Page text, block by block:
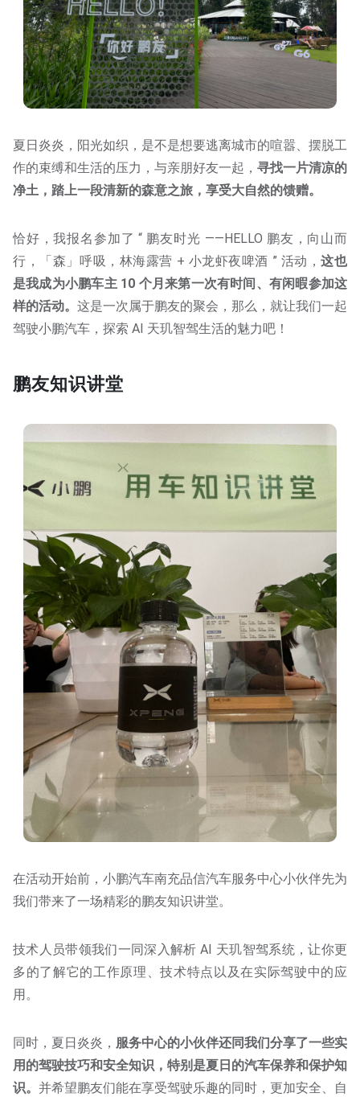
夏日炎炎，阳光如织，是不是想要逃离城市的喧嚣、摆脱工
作的束缚和生活的压力，与亲朋好友一起， 寻找一片清凉的
净土，踏上一段清新的森意之旅，享受大自然的馈赠。
恰好，我报名参加了 “ 鹏友时光 ——HELLO 鹏友，向山而
行，「森」呼吸，林海露营 + 小龙虾夜啤酒 ” 活动，这也
是我成为小鹏车主 10 个月来第一次有时间、有闲暇参加这
样的活动。 这是一次属于鹏友的聚会，那么，就让我们一起
驾驶小鹏汽车，探索 AI 天玑智驾生活的魅力吧！
鹏友知识讲堂
在活动开始前，小鹏汽车南充品信汽车服务中心小伙伴先为
我们带来了一场精彩的鹏友知识讲堂。
技术人员带领我们一同深入解析 AI 天玑智驾系统，让你更
多的了解它的工作原理、技术特点以及在实际驾驶中的应
用。
同时，夏日炎炎， 服务中心的小伙伴还同我们分享了一些实
用的驾驶技巧和安全知识，特别是夏日的汽车保养和保护知
识。 并希望鹏友们能在享受驾驶乐趣的同时，更加安全、自